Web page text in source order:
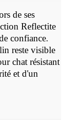
de ses
Reflectite
confiance.
reste visible
chat résistant
et d'un